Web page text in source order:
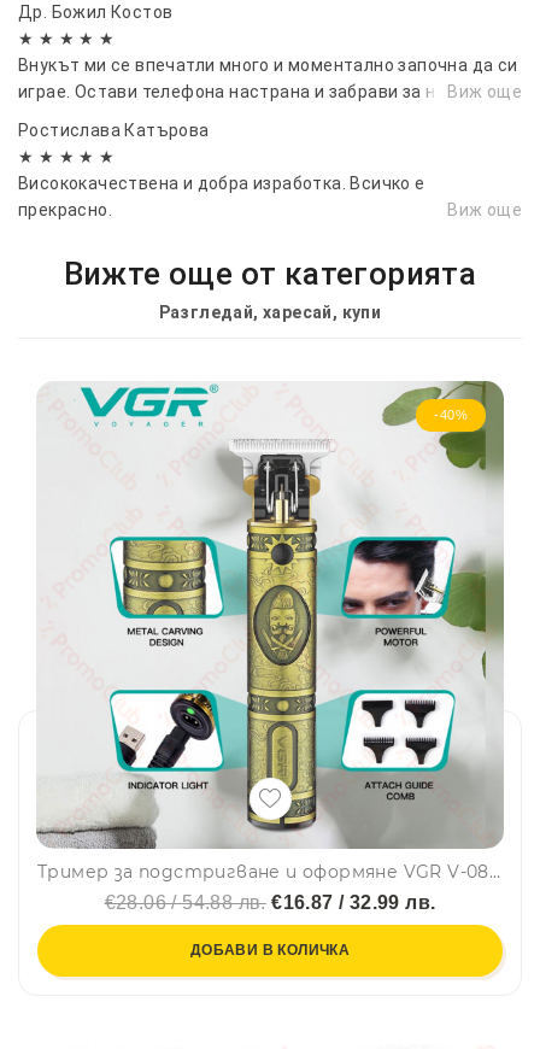
Др. Божил Костов
★ ★ ★ ★ ★
Внукът ми се впечатли много и моментално започна да си
играе. Остави телефона настрана и забрави за негоВиж още
Ростислава Катърова
★ ★ ★ ★ ★
Висококачествена и добра изработка. Всичко е
прекрасно.
Виж още
Вижте още от категорията
Разгледай, харесай, купи
-40%
Тример за подстригване и оформяне VGR V-085 - за стайлинг, оформяне на бради, вежди и прически
€28.06 / 54.88 лв.€16.87 / 32.99 лв.
ДОБАВИ В КОЛИЧКА